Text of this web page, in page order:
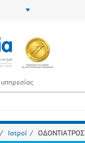
Ιατροί ΟΔΟΝΤΙΑΤΡΟΣ